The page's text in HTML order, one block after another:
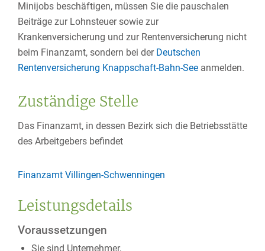
Minijobs beschäftigen, müssen Sie die pauschalen
Beiträge zur Lohnsteuer sowie zur
Krankenversicherung und zur Rentenversicherung nicht
beim Finanzamt, sondern bei der Deutschen
Rentenversicherung Knappschaft-Bahn-See anmelden.
Zuständige Stelle
Das Finanzamt, in dessen Bezirk sich die Betriebsstätte
des Arbeitgebers befindet
Finanzamt Villingen-Schwenningen
Leistungsdetails
Voraussetzungen
Sie sind Unternehmer,